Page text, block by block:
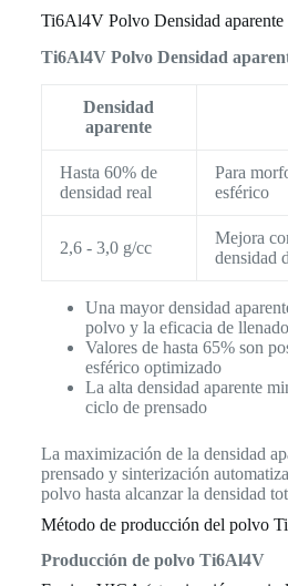
Ti6Al4V Polvo Densidad aparente
Ti6Al4V Polvo Densidad
Densidad
aparente
Hasta 60% de
densidad real
Para
esférico
2,6 - 3,0 g/cc
Mejora
densidad
Una mayor densidad
polvo y la eficacia de
Valores de hasta 65% son
esférico optimizado
La alta densidad aparente
ciclo de prensado
La maximización de la densidad
prensado y sinterización
polvo hasta alcanzar la densidad
Método de producción del polvo
Producción de polvo Ti6Al4V